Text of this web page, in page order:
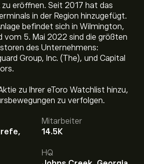
zu eröffnen. Seit 2017 hat das
in der Region hinzugefügt.
befindet sich in Wilmington,
vom 5. Mai 2022 sind die größten
des Unternehmens:
Group, Inc. (The), und Capital
zu Ihrer eToro Watchlist hinzu,
zu verfolgen.
Mitarbeiter
14.5K
HQ
liegt bei 364.21‎$‎.
Kursziel für Saia Inc. liegt bei
und Kursziele zu erhalten.